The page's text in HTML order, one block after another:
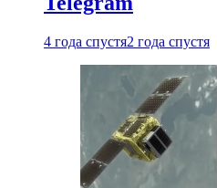
4 года спустя2 года спустя